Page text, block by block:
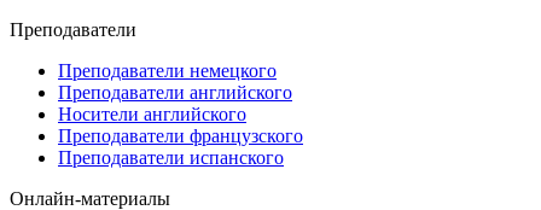
Преподаватели
Преподаватели немецкого
Преподаватели английского
Носители английского
Преподаватели французского
Преподаватели испанского
Онлайн-материалы